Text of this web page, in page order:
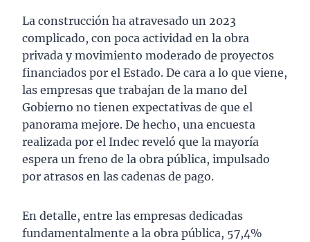
La construcción ha atravesado un 2023
complicado, con poca actividad en la obra
privada y movimiento moderado de proyectos
financiados por el Estado. De cara a lo que viene,
las empresas que trabajan de la mano del
Gobierno no tienen expectativas de que el
panorama mejore. De hecho, una encuesta
realizada por el Indec reveló que la mayoría
espera un freno de la obra pública, impulsado
por atrasos en las cadenas de pago.
En detalle, entre las empresas dedicadas
fundamentalmente a la obra pública, 57,4%